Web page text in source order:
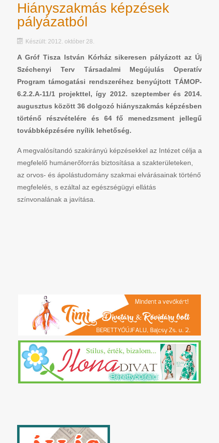
Hiányszakmás képzések
pályázatból
Készült: 2012. október 28.
A Gróf Tisza István Kórház sikeresen pályázott az Új
Széchenyi Terv Társadalmi Megújulás Operatív
Program támogatási rendszeréhez benyújtott TÁMOP-
6.2.2.A-11/1 projekttel, így 2012. szeptember és 2014.
augusztus között 36 dolgozó hiányszakmás képzésben
történő részvételére és 64 fő menedzsment jellegű
továbbképzésére nyílik lehetőség.
A megvalósítandó szakirányú képzésekkel az Intézet célja a
megfelelő humánerőforrás biztosítása a szakterületeken,
az orvos- és ápolástudomány szakmai elvárásainak történő
megfelelés, s ezáltal az egészségügyi ellátás
színvonalának a javítása.